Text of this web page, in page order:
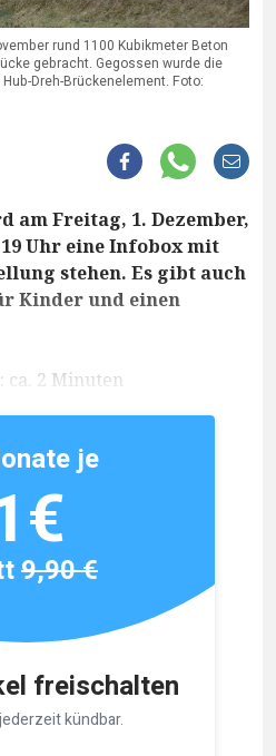
rund 1100 Kubikmeter Beton
gebracht. Gegossen wurde die
Dreh-Brückenelement. Foto:
am Freitag, 1. Dezember,
Uhr eine Infobox mit
stehen. Es gibt auch
Kinder und einen
ca. 2 Minuten
freischalten
kündbar.
je
9,90 €